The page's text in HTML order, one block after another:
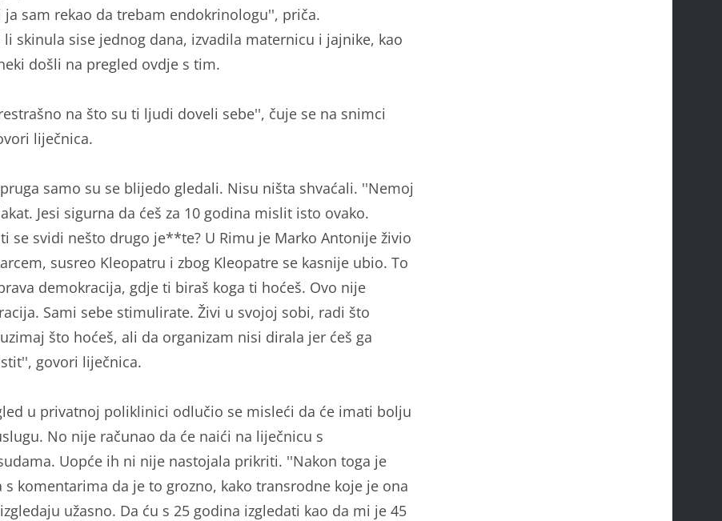
ja sam rekao da trebam endokrinologu'', priča.
li skinula sise jednog dana, izvadila maternicu i jajnike, kao
došli na pregled ovdje s tim.
na što su ti ljudi doveli sebe'', čuje se na snimci
liječnica.
samo su se blijedo gledali. Nisu ništa shvaćali. ''Nemoj
Jesi sigurna da ćeš za 10 godina mislit isto ovako.
se svidi nešto drugo je**te? U Rimu je Marko Antonije živio
susreo Kleopatru i zbog Kleopatre se kasnije ubio. To
demokracija, gdje ti biraš koga ti hoćeš. Ovo nije
Sami sebe stimulirate. Živi u svojoj sobi, radi što
što hoćeš, ali da organizam nisi dirala jer ćeš ga
govori liječnica.
u privatnoj poliklinici odlučio se misleći da će imati bolju
No nije računao da će naići na liječnicu s
Uopće ih ni nije nastojala prikriti. ''Nakon toga je
s komentarima da je to grozno, kako transrodne koje je ona
užasno. Da ću s 25 godina izgledati kao da mi je 45